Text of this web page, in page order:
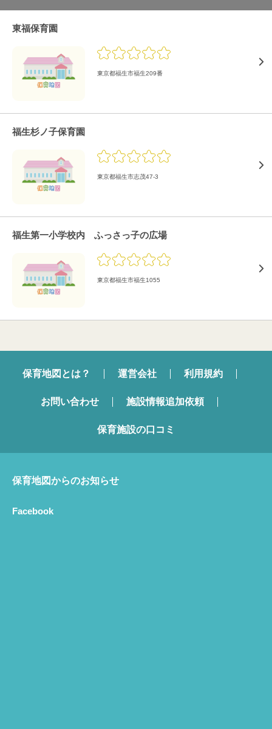
東福保育園
東京都福生市福生209番
福生杉ノ子保育園
東京都福生市志茂47-3
福生第一小学校内 ふっさっ子の広場
東京都福生市福生1055
保育地図とは？ 運営会社 利用規約
お問い合わせ 施設情報追加依頼
保育施設の口コミ
保育地図からのお知らせ
Facebook